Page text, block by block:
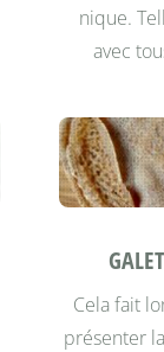
nique.
avec
Cela fait
présenter